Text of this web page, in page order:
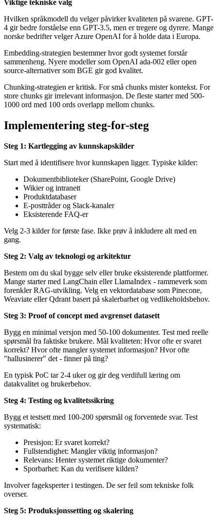
Viktige tekniske valg
Hvilken språkmodell du velger påvirker kvaliteten på svarene. GPT-
4 gir bedre forståelse enn GPT-3.5, men er tregere og dyrere. Mange
norske bedrifter velger Azure OpenAI for å holde data i Europa.
Embedding-strategien bestemmer hvor godt systemet forstår
sammenheng. Nyere modeller som OpenAI ada-002 eller open
source-alternativer som BGE gir god kvalitet.
Chunking-strategien er kritisk. For små chunks mister kontekst. For
store chunks gir irrelevant informasjon. De fleste starter med 500-
1000 ord med 100 ords overlapp mellom chunks.
Implementering steg-for-steg
Steg 1: Kartlegging av kunnskapskilder
Start med å identifisere hvor kunnskapen ligger. Typiske kilder:
Dokumentbiblioteker (SharePoint, Google Drive)
Wikier og intranett
Produktdatabaser
E-posttråder og Slack-kanaler
Eksisterende FAQ-er
Velg 2-3 kilder for første fase. Ikke prøv å inkludere alt med en
gang.
Steg 2: Valg av teknologi og arkitektur
Bestem om du skal bygge selv eller bruke eksisterende plattformer.
Mange starter med LangChain eller LlamaIndex - rammeverk som
forenkler RAG-utvikling. Velg en vektordatabase som Pinecone,
Weaviate eller Qdrant basert på skalerbarhet og vedlikeholdsbehov.
Steg 3: Proof of concept med avgrenset datasett
Bygg en minimal versjon med 50-100 dokumenter. Test med reelle
spørsmål fra faktiske brukere. Mål kvaliteten: Hvor ofte er svaret
korrekt? Hvor ofte mangler systemet informasjon? Hvor ofte
"hallusinerer" det - finner på ting?
En typisk PoC tar 2-4 uker og gir deg verdifull læring om
datakvalitet og brukerbehov.
Steg 4: Testing og kvalitetssikring
Bygg et testsett med 100-200 spørsmål og forventede svar. Test
systematisk:
Presisjon: Er svaret korrekt?
Fullstendighet: Mangler viktig informasjon?
Relevans: Henter systemet riktige dokumenter?
Sporbarhet: Kan du verifisere kilden?
Involver fageksperter i testingen. De ser feil som tekniske folk
overser.
Steg 5: Produksjonssetting og skalering